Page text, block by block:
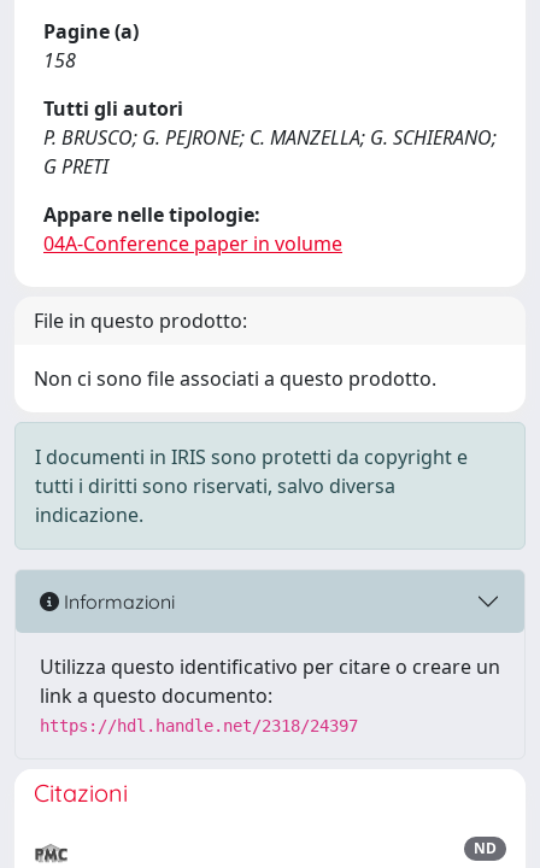
Pagine (a)
158
Tutti gli autori
P. BRUSCO; G. PEJRONE; C. MANZELLA; G. SCHIERANO;
G PRETI
Appare nelle tipologie:
04A-Conference paper in volume
File in questo prodotto:
Non ci sono file associati a questo prodotto.
I documenti in IRIS sono protetti da copyright e
tutti i diritti sono riservati, salvo diversa
indicazione.
Informazioni
Utilizza questo identificativo per citare o creare un
link a questo documento:
https://hdl.handle.net/2318/24397
Citazioni
ND